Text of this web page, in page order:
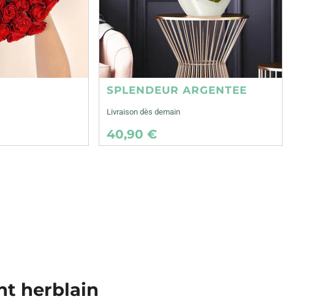
SPLENDEUR ARGENTEE
Livraison dès demain
40,90 €
herblain